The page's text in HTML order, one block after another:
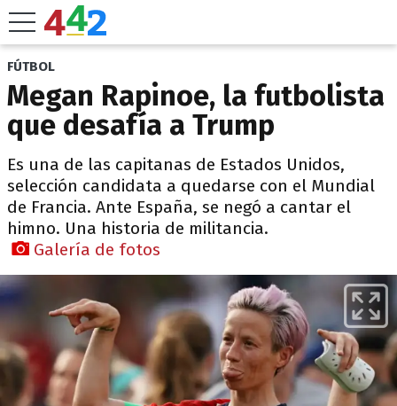
FÚTBOL
Megan Rapinoe, la futbolista
que desafía a Trump
Es una de las capitanas de Estados Unidos,
selección candidata a quedarse con el Mundial
de Francia. Ante España, se negó a cantar el
himno. Una historia de militancia.
Galería de fotos